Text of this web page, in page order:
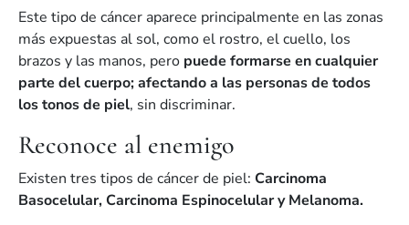
Este tipo de cáncer aparece principalmente en las zonas
más expuestas al sol, como el rostro, el cuello, los
brazos y las manos, pero puede formarse en cualquier
parte del cuerpo; afectando a las personas de todos
los tonos de piel, sin discriminar.
Reconoce al enemigo
Existen tres tipos de cáncer de piel: Carcinoma
Basocelular,Carcinoma EspinocelularyMelanoma.